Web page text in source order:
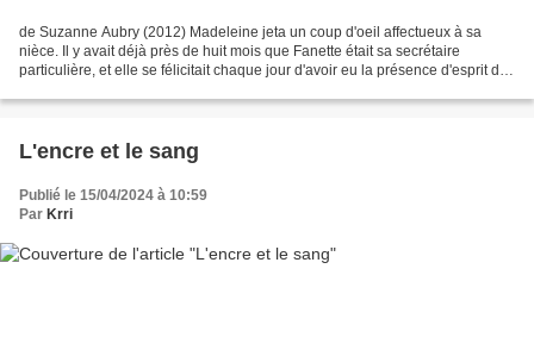
de Suzanne Aubry (2012) Madeleine jeta un coup d'oeil affectueux à sa
nièce. Il y avait déjà près de huit mois que Fanette était sa secrétaire
particulière, et elle se félicitait chaque jour d'avoir eu la présence d'esprit de
L'encre et le sang
Publié le 15/04/2024 à 10:59
Par Krri